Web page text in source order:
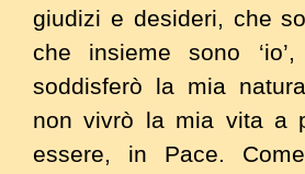
giudizi e desideri, che
che insieme sono ‘io’,
soddisferò la mia
non vivrò la mia vita a
essere, in Pace.